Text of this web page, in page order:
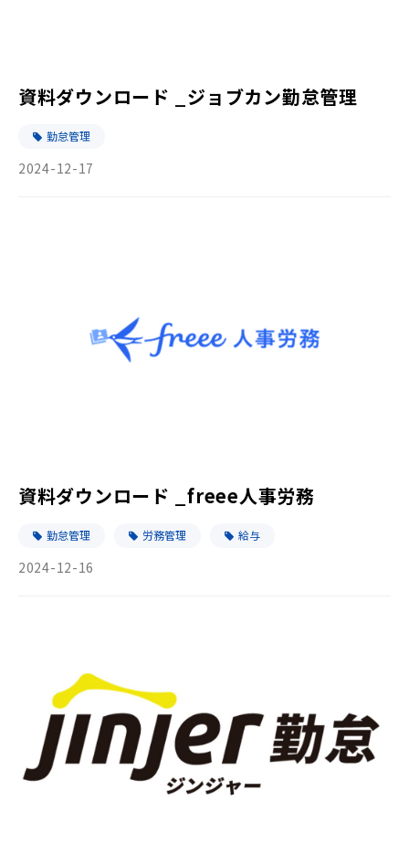
資料ダウンロード _ジョブカン勤怠管理
勤怠管理
2024-12-17
資料ダウンロード _freee人事労務
勤怠管理 労務管理 給与
2024-12-16